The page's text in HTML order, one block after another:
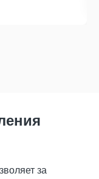
частные
за